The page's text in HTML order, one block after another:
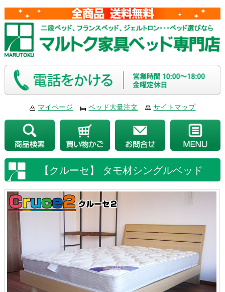
マイページ ベッド大量注文 サイトマップ
【クルーセ】 タモ材シングルベッド